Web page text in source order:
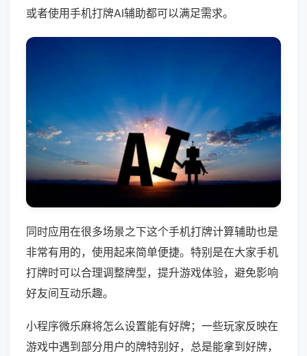
或者使用手机打牌AI辅助都可以满足需求。
同时应用在很多场景之下这个手机打牌计算辅助也是
非常有用的，使用起来简单便捷。特别是在大家手机
打牌时可以合理调整牌型，提升游戏体验，避免影响
好友间互动乐趣。
小程序微乐麻将怎么设置能有好牌；一些玩家反映在
游戏中遇到部分用户的牌特别好，总是能拿到好牌，